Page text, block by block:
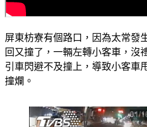
屏東枋寮有個路口，因為太常發
回又撞了，一輛左轉小客車，沒
引車閃避不及撞上，導致小客車
撞爛。